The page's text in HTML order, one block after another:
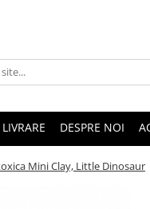
LIVRARE DESPRE NOI
Mini Clay, Little Dinosaur